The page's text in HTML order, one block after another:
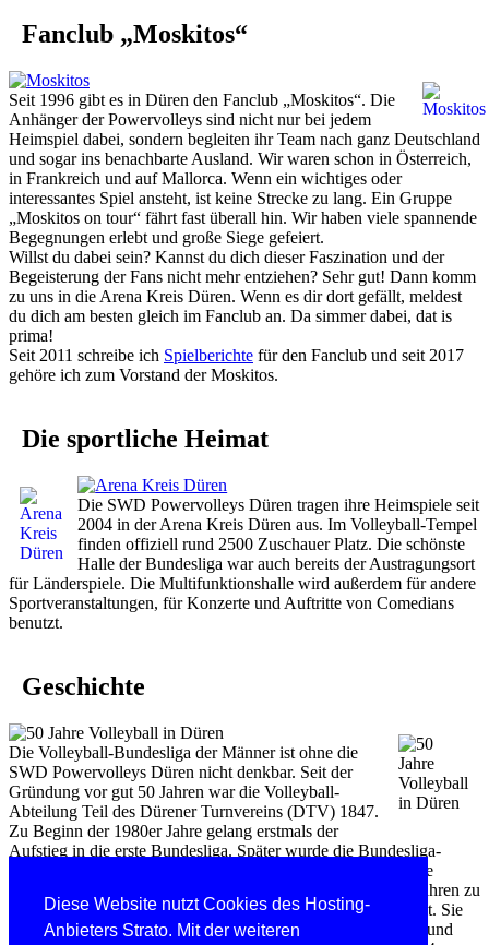
Diese Website nutzt Cookies des Hosting-
Anbieters Strato. Mit der weiteren
Fanclub „Moskitos“
Seit 1996 gibt es in Düren den Fanclub „Moskitos“. Die
Anhänger der Powervolleys sind nicht nur bei jedem
Heimspiel dabei, sondern begleiten ihr Team nach ganz Deutschland
und sogar ins benachbarte Ausland. Wir waren schon in Österreich,
in Frankreich und auf Mallorca. Wenn ein wichtiges oder
interessantes Spiel ansteht, ist keine Strecke zu lang. Ein Gruppe
„Moskitos on tour“ fährt fast überall hin. Wir haben viele spannende
Begegnungen erlebt und große Siege gefeiert.
Willst du dabei sein? Kannst du dich dieser Faszination und der
Begeisterung der Fans nicht mehr entziehen? Sehr gut! Dann komm
zu uns in die Arena Kreis Düren. Wenn es dir dort gefällt, meldest
du dich am besten gleich im Fanclub an. Da simmer dabei, dat is
prima!
Seit 2011 schreibe ich Spielberichte für den Fanclub und seit 2017
gehöre ich zum Vorstand der Moskitos.
Die sportliche Heimat
Die SWD Powervolleys Düren tragen ihre Heimspiele seit
2004 in der Arena Kreis Düren aus. Im Volleyball-Tempel
finden offiziell rund 2500 Zuschauer Platz. Die schönste
Halle der Bundesliga war auch bereits der Austragungsort
für Länderspiele. Die Multifunktionshalle wird außerdem für andere
Sportveranstaltungen, für Konzerte und Auftritte von Comedians
benutzt.
Geschichte
Die Volleyball-Bundesliga der Männer ist ohne die
SWD Powervolleys Düren nicht denkbar. Seit der
Gründung vor gut 50 Jahren war die Volleyball-
Abteilung Teil des Dürener Turnvereins (DTV) 1847.
Zu Beginn der 1980er Jahre gelang erstmals der
Aufstieg in die erste Bundesliga. Später wurde die Bundesliga-
Mannschaft unter dem Namen evivo Düren selbstständig. Die
Mannschaft aus der Rur-Stadt hat sich in den vergangenen Jahren zu
einem Spitzenteam in der höchsten deutschen Liga entwickelt. Sie
erzielte auch auf europäischer Ebene beachtliche Ergebnisse und